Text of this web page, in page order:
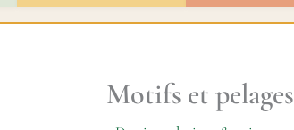
Motifs et pelages